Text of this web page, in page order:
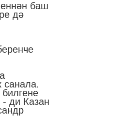
баш
дә
санала.
ди Казан